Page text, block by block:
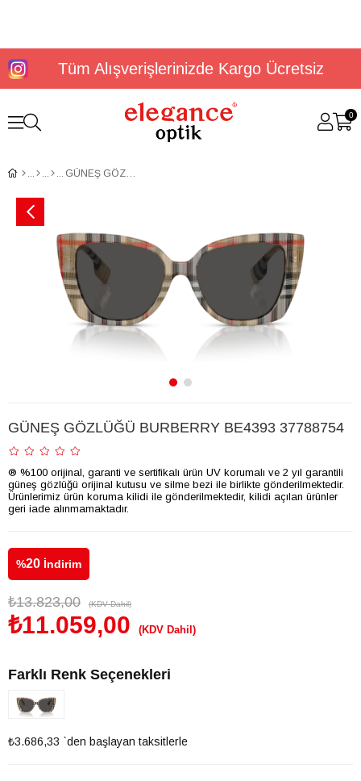
Tüm Alışverişlerinizde Kargo Ücretsiz
0
GÜNEŞ GÖZLÜĞÜ BURBERRY BE4393 37788754
GÜNEŞ GÖZLÜĞÜ BURBERRY BE4393 37788754
® %100 orijinal, garanti ve sertifikalı ürün UV korumalı ve 2 yıl garantili
güneş gözlüğü orijinal kutusu ve silme bezi ile birlikte gönderilmektedir.
Ürünlerimiz ürün koruma kilidi ile gönderilmektedir, kilidi açılan ürünler
geri iade alınmamaktadır.
%20 İndirim
₺13.823,00 (KDV Dahil)
₺11.059,00 (KDV Dahil)
Farklı Renk Seçenekleri
₺3.686,33 `den başlayan taksitlerle